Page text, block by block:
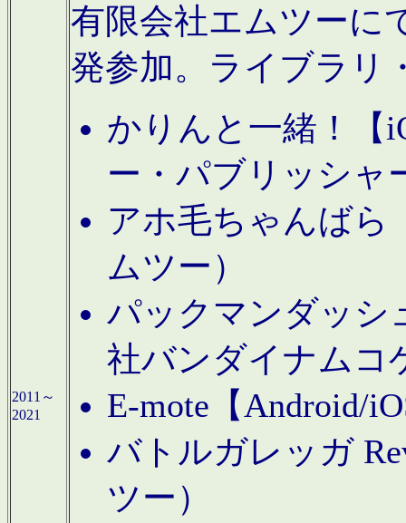
2011～
2021
有限会社エムツーに
発参加。ライブラリ
かりんと一緒！【
ー・パブリッシャ
アホ毛ちゃんばら
ムツー）
パックマンダッシ
社バンダイナムコ
E-mote【Android/
バトルガレッガ
ツー）